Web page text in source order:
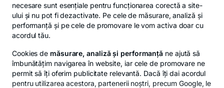
Privacy HubPolitica de confidențialitatePolitica de cookies
© Copyright 2026 Banca Transilvania. Toate drepturile
necesare sunt esențiale pentru funcționarea corectă a site-
ului și nu pot fi dezactivate. Pe cele de măsurare, analiză și
performanță și pe cele de promovare le vom activa doar cu
acordul tău.
Cookies de măsurare, analiză și performanță ne ajută să
îmbunătățim navigarea în website, iar cele de promovare ne
permit să îți oferim publicitate relevantă. Dacă îți dai acordul
pentru utilizarea acestora, partenerii noștri, precum Google, le